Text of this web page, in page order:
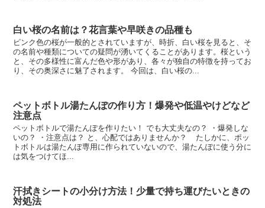
白い桜の名前は？花言葉や早咲きの品種も
ピンク色の桜が一般的とされていますが、時折、白い桜を見ると、そ
の名前や種類についての疑問が湧いてくることがあります。桜という
と、その多様性に富んだ色や形があり、各々が独自の特徴を持ってお
り、その奥深さに魅了されます。 今回は、白い桜の...
ペットボトル湯たんぽの作り方！爆発や低温やけどなど
注意点
ペットボトルで湯たんぽを作りたい！ でも大丈夫なの？ ・爆発しな
いの？ ・注意点は？ と、心配ではありませんか？ たしかに、ポッ
トボトルは湯たんぽ専用に作られていないので、湯たんぽに使う分に
は気をつけてほ...
汗拭きシートの小分け方法！少量で持ち運びたいときの
対処法